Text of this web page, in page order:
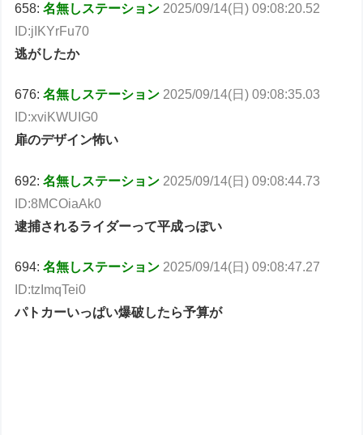
658:名無しステーション 2025/09/14(日) 09:08:20.52
ID:jIKYrFu70
逃がしたか
676:名無しステーション 2025/09/14(日) 09:08:35.03
ID:xviKWUIG0
扉のデザイン怖い
692:名無しステーション 2025/09/14(日) 09:08:44.73
ID:8MCOiaAk0
逮捕されるライダーって平成っぽい
694:名無しステーション 2025/09/14(日) 09:08:47.27
ID:tzImqTei0
パトカーいっぱい爆破したら予算が